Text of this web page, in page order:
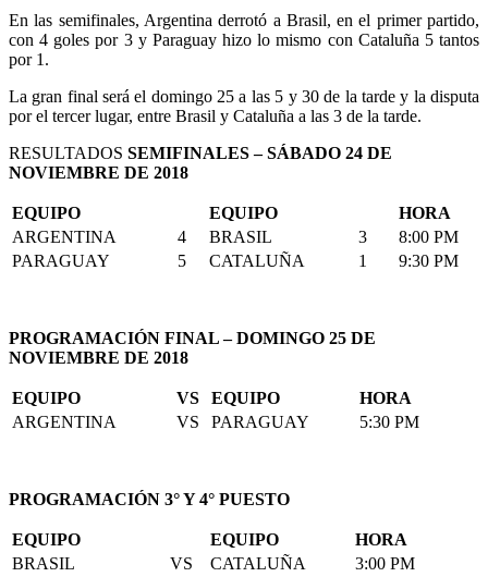
En las semifinales, Argentina derrotó a Brasil, en el primer partido,
con 4 goles por 3 y Paraguay hizo lo mismo con Cataluña 5 tantos
por 1.
La gran final será el domingo 25 a las 5 y 30 de la tarde y la disputa
por el tercer lugar, entre Brasil y Cataluña a las 3 de la tarde.
RESULTADOS SEMIFINALES – SÁBADO 24 DE
NOVIEMBRE DE 2018
EQUIPO EQUIPO
HORA
ARGENTINA
4 BRASIL 3
8:00 PM
PARAGUAY
5 CATALUÑA 1 9:30 PM
PROGRAMACIÓN FINAL – DOMINGO 25 DE
NOVIEMBRE DE 2018
EQUIPO VS EQUIPO
HORA
ARGENTINA
VS PARAGUAY 5:30 PM
PROGRAMACIÓN 3° Y 4° PUESTO
EQUIPO EQUIPO
HORA
BRASIL
VS CATALUÑA 3:00 PM